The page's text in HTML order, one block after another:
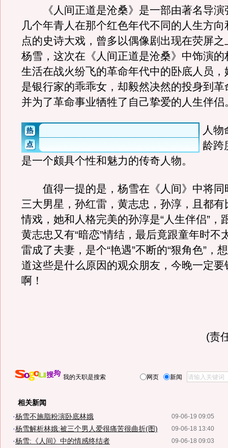
《人间正道是沧桑》是一部由著名导演
几个年青人在那个红色年代不同的人生方
点的史诗大戏，曾多以偶像剧出现在荧屏
杨雪，这次在《人间正道是沧桑》中饰演的
生活在战火纷飞的革命年代中的卧底人员，
是银行家的乖乖女，却毅然决然的投身到革
并为了革命事业牺牲了自己挚爱的人生伴侣
人物
龄跨
是一个颇具个性和魅力的传奇人物。
值得一提的是，杨雪在《人间》中将同
三大男星，孙红雷，黄志忠，孙淳，且都有
情戏，她和人格完美的孙淳是“人生伴侣”，
黄志忠又有“暗恋”情结，最后竟跟童年时不
雷成了夫妻，是个“艳遇”不断的“狠角色”，
道这些是什么原因的观众朋友，今晚一定要
啊！
(责
我的天职是搜索 网页 新闻
相关新闻
09-06-19 09:05
·杨雪不施脂粉演卧底林娥
09-06-18 13:40
·杨雪解析林娥:被三个男人爱很痛苦很曲折(图)
09-06-18 09:03
·杨雪:《人间》中的情感终结者